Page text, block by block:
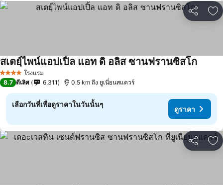
แชร์ เ
4 ดาว โรงแรม
สเตยฺ์ไพน์แอปเปิ้ล แอท ดิ อลิส ซานฟรานซิสโกดูราคา
8.7 ดีเลิศ 6,311 0.5 km ถึง ยูเนี่ยนสแควร์
เลือกวันที่เพื่อดูราคาในวันนั้นๆ
ดูราคา
แชร์ เ